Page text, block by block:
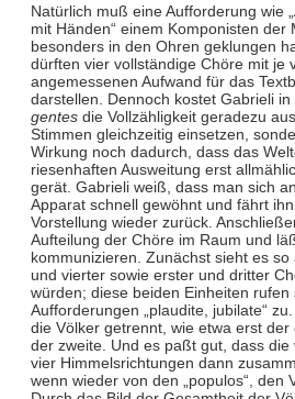
Natürlich muß eine Aufforderung wie
mit Händen“ einem Komponisten der
besonders in den Ohren geklungen
dürften vier vollständige Chöre mit je
angemessenen Aufwand für das
darstellen. Dennoch kostet Gabrieli
gentesdie Vollzähligkeit geradezu
Stimmen gleichzeitig einsetzen,
Wirkung noch dadurch, dass das
riesenhaften Ausweitung erst
gerät. Gabrieli weiß, dass man sich
Apparat schnell gewöhnt und fährt
Vorstellung wieder zurück.
Aufteilung der Chöre im Raum und
kommunizieren. Zunächst sieht es
und vierter sowie erster und dritter
würden; diese beiden Einheiten rufen
Aufforderungen „plaudite, jubilate“
die Völker getrennt, wie etwa erst
der zweite. Und es paßt gut, dass die
vier Himmelsrichtungen dann
wenn wieder von den „populos“, den